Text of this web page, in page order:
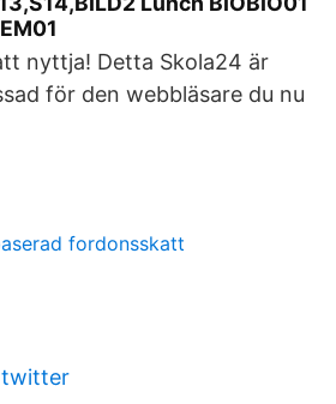
nyttja! Detta Skola24 är
för den webbläsare du nu
fordonsskatt
twitter